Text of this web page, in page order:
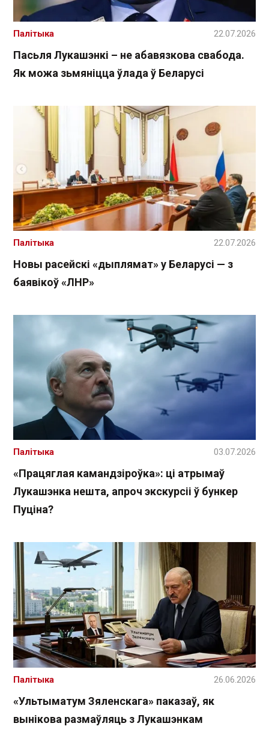
Пасьля Лукашэнкі – не абавязкова свабода.
Як можа зьмяніцца ўлада ў Беларусі
Палітыка 22.07.2026
Новы расейскі «дыплямат» у Беларусі — з
баявікоў «ЛНР»
Палітыка 22.07.2026
«Працяглая камандзіроўка»: ці атрымаў
Лукашэнка нешта, апроч экскурсіі ў бункер
Пуціна?
Палітыка 03.07.2026
«Ультыматум Зяленскага» паказаў, як
вынікова размаўляць з Лукашэнкам
Палітыка 26.06.2026